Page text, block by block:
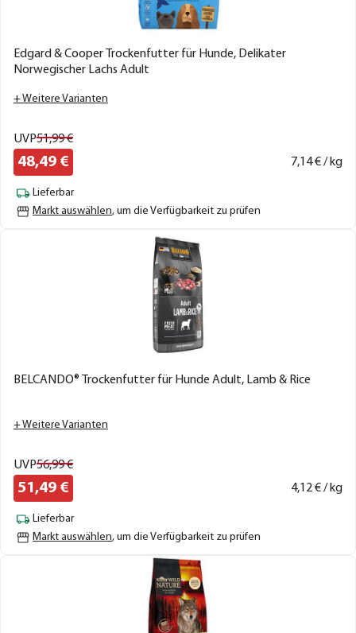
Edgard & Cooper Trockenfutter für Hunde, Delikater
Norwegischer Lachs Adult
+ Weitere Varianten
UVP51,99€
48,49 € 7,14€ / kg
Lieferbar
Markt auswählen, um die Verfügbarkeit zu prüfen
BELCANDO® Trockenfutter für Hunde Adult, Lamb & Rice
+ Weitere Varianten
UVP56,99€
51,49 € 4,12€ / kg
Lieferbar
Markt auswählen, um die Verfügbarkeit zu prüfen